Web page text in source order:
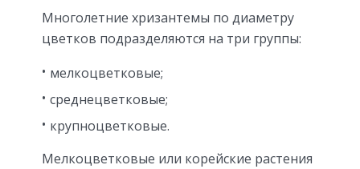
Многолетние хризантемы по диаметру
цветков подразделяются на три группы:
мелкоцветковые;
среднецветковые;
крупноцветковые.
Мелкоцветковые или корейские растения